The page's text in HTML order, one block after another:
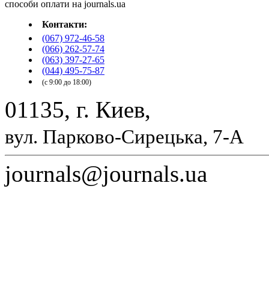
Контакти:
(067) 972-46-58
(066) 262-57-74
(063) 397-27-65
(044) 495-75-87
(с 9:00 до 18:00)
01135, г. Киев,
вул. Парково-Сирецька, 7-А
journals@journals.ua